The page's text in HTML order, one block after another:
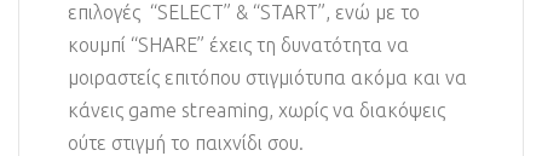
επιλογές “SELECT” & “START”, ενώ με το
κουμπί “SHARE” έχεις τη δυνατότητα να
μοιραστείς επιτόπου στιγμιότυπα ακόμα και να
κάνεις game streaming, χωρίς να διακόψεις
ούτε στιγμή το παιχνίδι σου.